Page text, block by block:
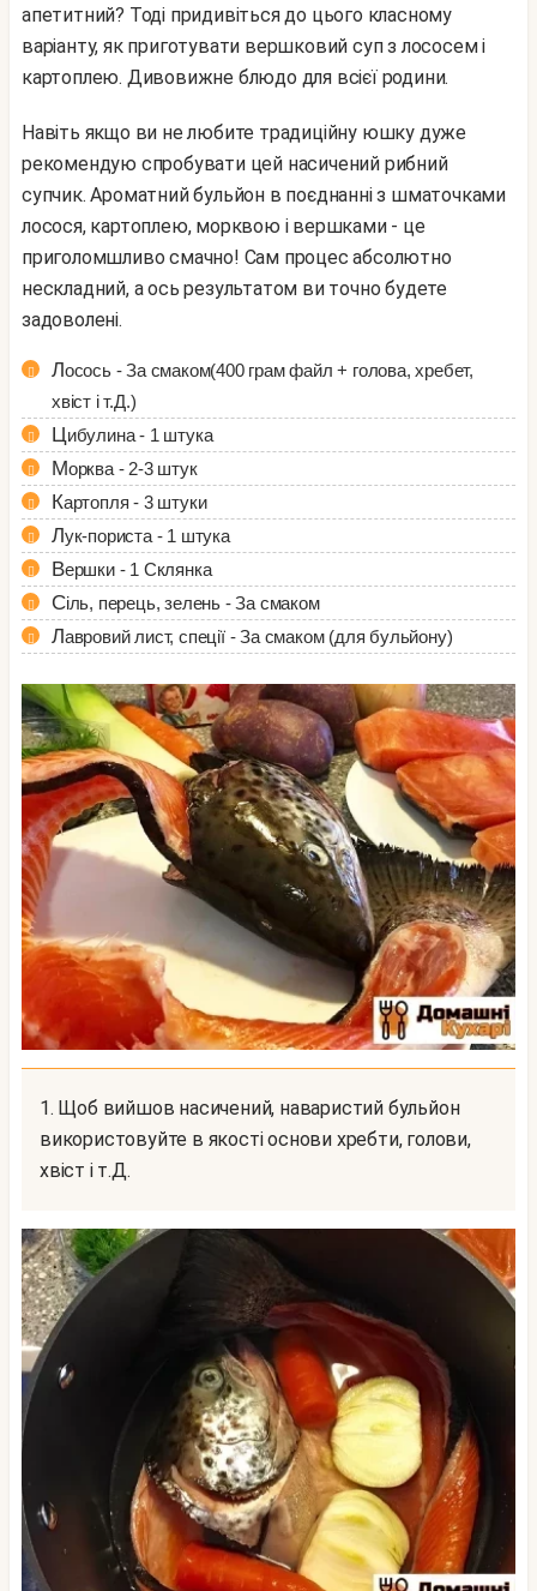
апетитний? Тоді придивіться до цього класному
варіанту, як приготувати вершковий суп з лососем і
картоплею. Дивовижне блюдо для всієї родини.
Навіть якщо ви не любите традиційну юшку дуже
рекомендую спробувати цей насичений рибний
супчик. Ароматний бульйон в поєднанні з шматочками
лосося, картоплею, морквою і вершками - це
приголомшливо смачно! Сам процес абсолютно
нескладний, а ось результатом ви точно будете
задоволені.
Лосось - За смаком(400 грам файл + голова, хребет,
хвіст і т.Д.)
Цибулина - 1 штука
Морква - 2-3 штук
Картопля - 3 штуки
Лук-пориста - 1 штука
Вершки - 1 Склянка
Сіль, перець, зелень - За смаком
Лавровий лист, спеції - За смаком (для бульйону)
1. Щоб вийшов насичений, наваристий бульйон
використовуйте в якості основи хребти, голови,
хвіст і т.Д.